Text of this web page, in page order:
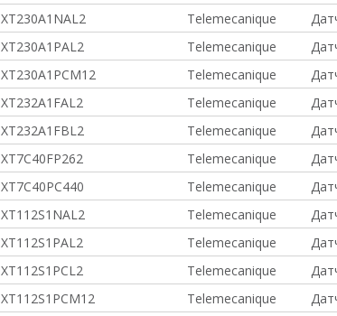
XT230A1NAL2 Telemecanique
XT230A1PAL2 Telemecanique
XT230A1PCM12 Telemecanique
XT232A1FAL2 Telemecanique
XT232A1FBL2 Telemecanique
XT7C40FP262 Telemecanique
XT7C40PC440 Telemecanique
XT112S1NAL2 Telemecanique
XT112S1PAL2 Telemecanique
XT112S1PCL2 Telemecanique
XT112S1PCM12 Telemecanique